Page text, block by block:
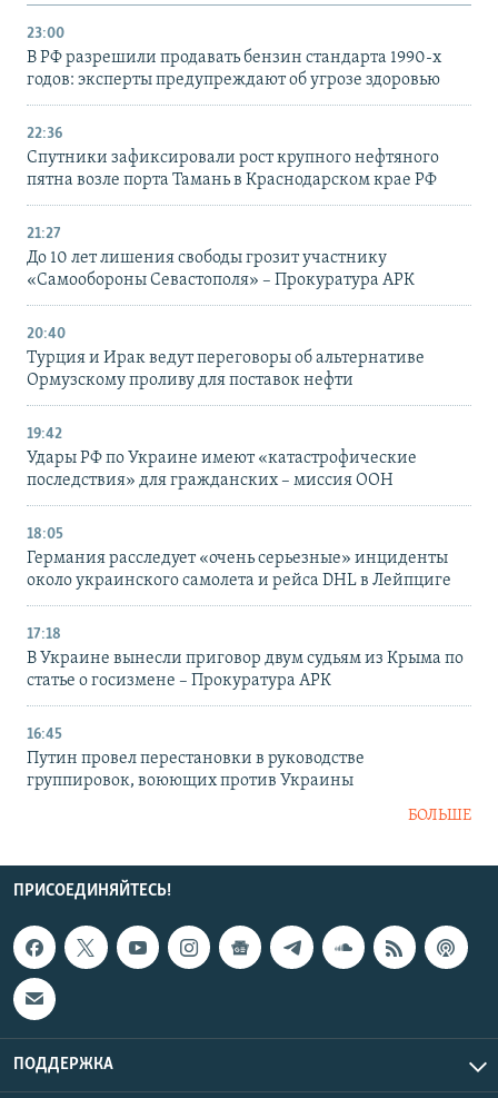
23:00
В РФ разрешили продавать бензин стандарта 1990-х
годов: эксперты предупреждают об угрозе здоровью
22:36
Спутники зафиксировали рост крупного нефтяного
пятна возле порта Тамань в Краснодарском крае РФ
21:27
До 10 лет лишения свободы грозит участнику
«Самообороны Севастополя» – Прокуратура АРК
20:40
Турция и Ирак ведут переговоры об альтернативе
Ормузскому проливу для поставок нефти
19:42
Удары РФ по Украине имеют «катастрофические
последствия» для гражданских – миссия ООН
18:05
Германия расследует «очень серьезные» инциденты
около украинского самолета и рейса DHL в Лейпциге
17:18
В Украине вынесли приговор двум судьям из Крыма по
статье о госизмене – Прокуратура АРК
16:45
Путин провел перестановки в руководстве
группировок, воюющих против Украины
БОЛЬШЕ
ПРИСОЕДИНЯЙТЕСЬ!
ПОДДЕРЖКА